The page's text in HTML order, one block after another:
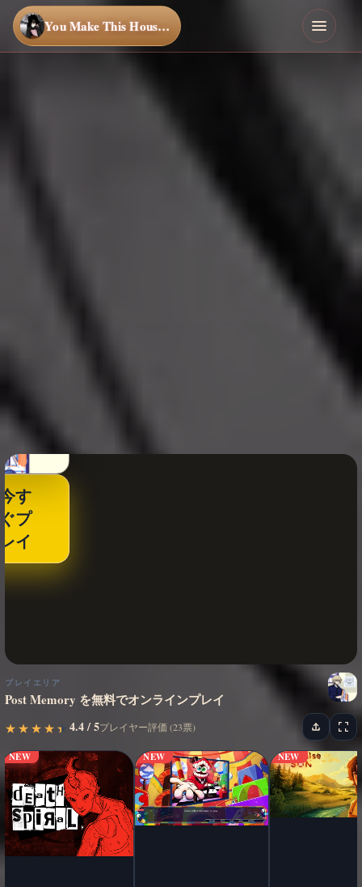
You Make This House a Home
今す
ぐプ
レイ
プレイエリア
Post Memory を無料でオンラインプレイ
★
★ ★
★ ★
★ ★
★ ★
★ 4.4 / 5プレイヤー評価 (23票)
NEW NEW NEW